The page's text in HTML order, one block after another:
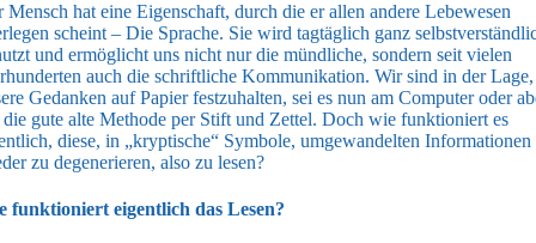
Mensch hat eine Eigenschaft, durch die er allen andere Lebewesen
scheint – Die Sprache. Sie wird tagtäglich ganz
und ermöglicht uns nicht nur die mündliche, sondern seit vielen
auch die schriftliche Kommunikation. Wir sind in der Lage,
Gedanken auf Papier festzuhalten, sei es nun am Computer oder
gute alte Methode per Stift und Zettel. Doch wie funktioniert es
diese, in „kryptische“ Symbole, umgewandelten Informationen
zu degenerieren, also zu lesen?
funktioniert eigentlich das Lesen?